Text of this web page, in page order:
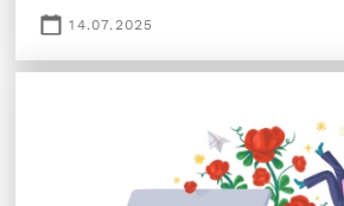
14.07.2025